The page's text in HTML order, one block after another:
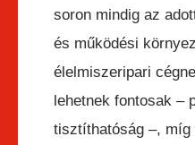
soron mindig az
és működési
élelmiszeripari
lehetnek fontosak –
tisztíthatóság –, míg